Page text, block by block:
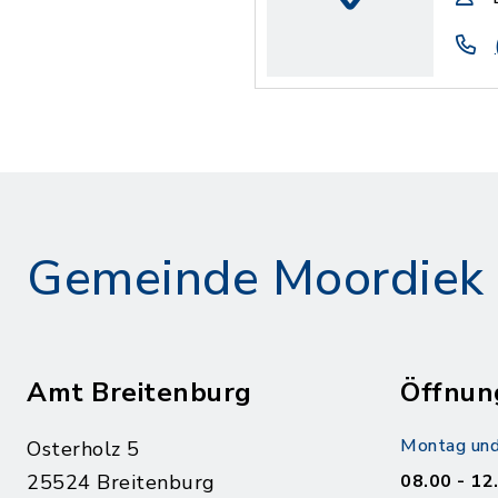
Gemeinde Moordiek
Amt Breitenburg
Osterholz 5
25524 Breitenburg
Montag
08.00 -